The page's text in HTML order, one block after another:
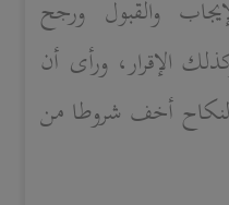
والقبول ورجح
الإقرار، ورأى أن
بالنكاح أخف شروطا من